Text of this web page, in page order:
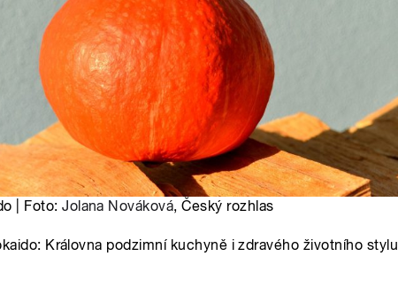
| Foto:Jolana Nováková, Český rozhlas
Královna podzimní kuchyně i zdravého životního stylu